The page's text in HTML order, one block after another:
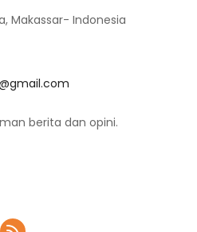
Makassar- Indonesia
berita dan opini.